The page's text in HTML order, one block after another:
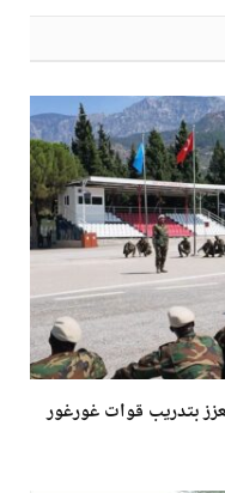
بتدريب قوات غورغور